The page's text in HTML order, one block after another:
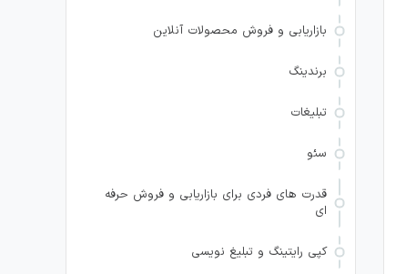
بازاریابی و فروش محصولات آنلاین
برندینگ
تبلیغات
سئو
قدرت های فردی برای بازاریابی و فروش حرفه
ای
کپی رایتینگ و تبلیغ نویسی